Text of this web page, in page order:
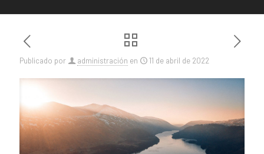
Publicado por administración en 11 de abril de 2022